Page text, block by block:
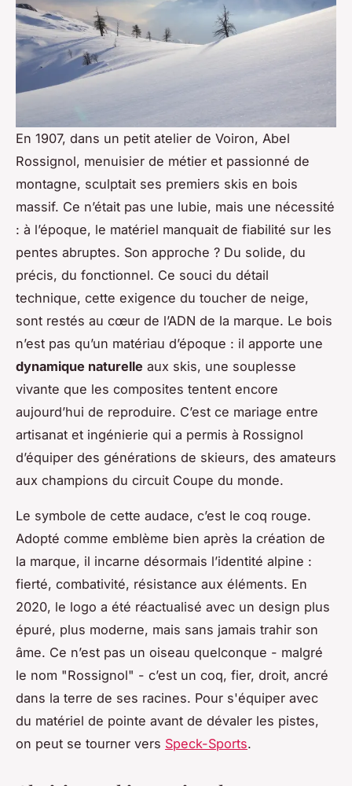
En 1907, dans un petit atelier de Voiron, Abel
Rossignol, menuisier de métier et passionné de
montagne, sculptait ses premiers skis en bois
massif. Ce n’était pas une lubie, mais une nécessité
: à l’époque, le matériel manquait de fiabilité sur les
pentes abruptes. Son approche ? Du solide, du
précis, du fonctionnel. Ce souci du détail
technique, cette exigence du toucher de neige,
sont restés au cœur de l’ADN de la marque. Le bois
n’est pas qu’un matériau d’époque : il apporte une
dynamique naturelle aux skis, une souplesse
vivante que les composites tentent encore
aujourd’hui de reproduire. C’est ce mariage entre
artisanat et ingénierie qui a permis à Rossignol
d’équiper des générations de skieurs, des amateurs
aux champions du circuit Coupe du monde.
Le symbole de cette audace, c’est le coq rouge.
Adopté comme emblème bien après la création de
la marque, il incarne désormais l’identité alpine :
fierté, combativité, résistance aux éléments. En
2020, le logo a été réactualisé avec un design plus
épuré, plus moderne, mais sans jamais trahir son
âme. Ce n’est pas un oiseau quelconque - malgré
le nom "Rossignol" - c’est un coq, fier, droit, ancré
dans la terre de ses racines. Pour s'équiper avec
du matériel de pointe avant de dévaler les pistes,
on peut se tourner vers Speck-Sports.